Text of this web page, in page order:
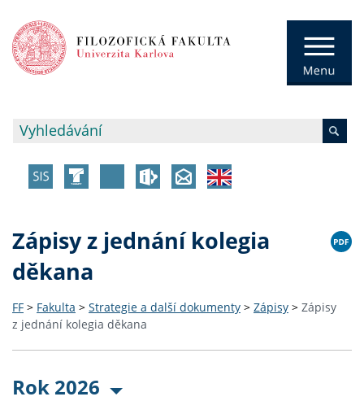
Zápisy z jednání kolegia
děkana
FF > Fakulta > Strategie a další dokumenty > Zápisy > Zápisy
z jednání kolegia děkana
Rok 2026